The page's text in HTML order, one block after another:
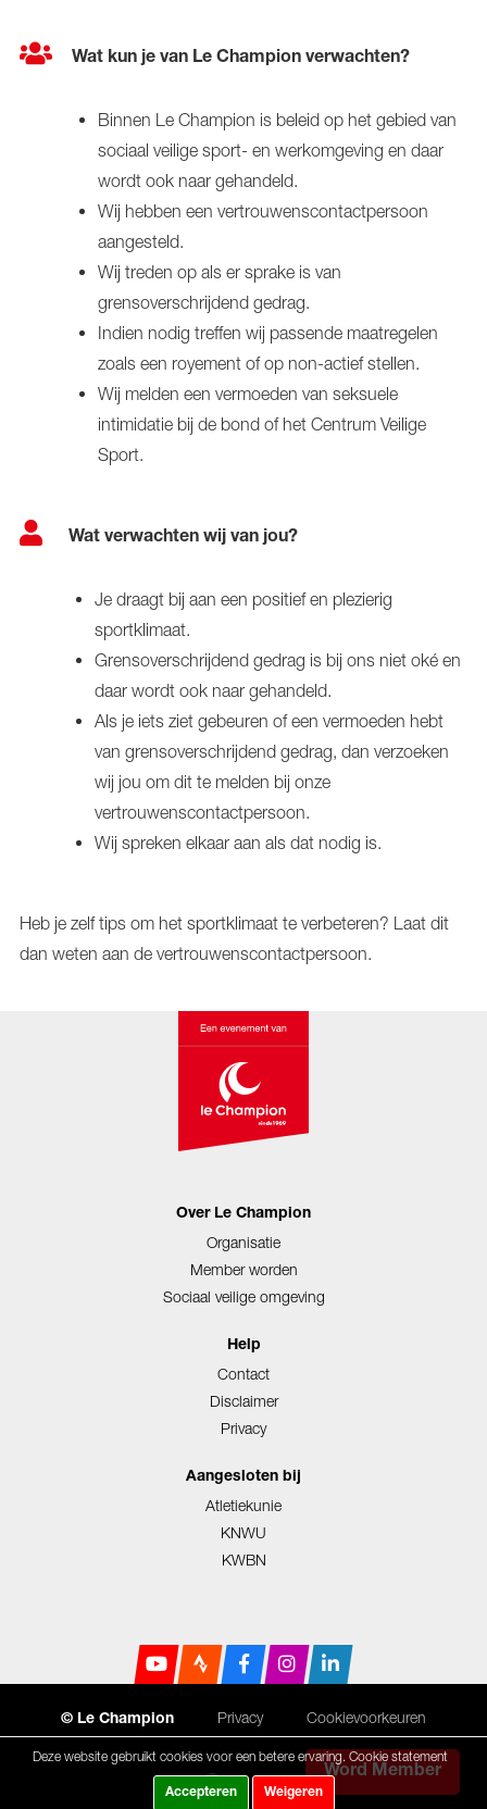
Wat kun je van Le Champion verwachten?
Binnen Le Champion is beleid op het gebied van
sociaal veilige sport- en werkomgeving en daar
wordt ook naar gehandeld.
Wij hebben een vertrouwenscontactpersoon
aangesteld.
Wij treden op als er sprake is van
grensoverschrijdend gedrag.
Indien nodig treffen wij passende maatregelen
zoals een royement of op non-actief stellen.
Wij melden een vermoeden van seksuele
intimidatie bij de bond of het Centrum Veilige
Sport.
Wat verwachten wij van jou?
Je draagt bij aan een positief en plezierig
sportklimaat.
Grensoverschrijdend gedrag is bij ons niet oké en
daar wordt ook naar gehandeld.
Als je iets ziet gebeuren of een vermoeden hebt
van grensoverschrijdend gedrag, dan verzoeken
wij jou om dit te melden bij onze
vertrouwenscontactpersoon.
Wij spreken elkaar aan als dat nodig is.
Heb je zelf tips om het sportklimaat te verbeteren? Laat dit
dan weten aan de vertrouwenscontactpersoon.
Over Le Champion
Organisatie
Member worden
Sociaal veilige omgeving
Help
Contact
Disclaimer
Privacy
Aangesloten bij
Atletiekunie
KNWU
KWBN
© Le Champion Privacy Cookievoorkeuren
Word Member
Deze website gebruikt cookies voor een betere ervaring. Cookie statement
Accepteren Weigeren